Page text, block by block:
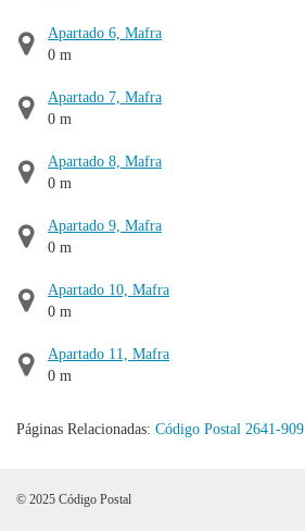
Apartado 6, Mafra
0 m
Apartado 7, Mafra
0 m
Apartado 8, Mafra
0 m
Apartado 9, Mafra
0 m
Apartado 10, Mafra
0 m
Apartado 11, Mafra
0 m
Páginas Relacionadas: Código Postal 2641-909
© 2025 Código Postal